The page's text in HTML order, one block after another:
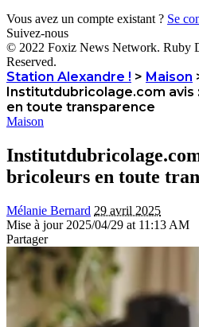
Vous avez un compte existant ? Se
Suivez-nous
© 2022 Foxiz News Network. Ruby
Reserved.
Station Alexandre ! > Maison
Institutdubricolage.com avis
en toute transparence
Maison
bricoleurs en toute
Mélanie Bernard 29 avril 2025
Mise à jour 2025/04/29 at 11:13 AM
Partager